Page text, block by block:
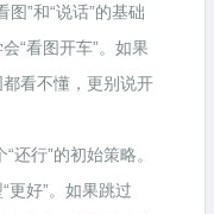
”和“说话”的基础
“看图开车”。如果
看不懂，更别说开
行”的初始策略。
更好”。如果跳过